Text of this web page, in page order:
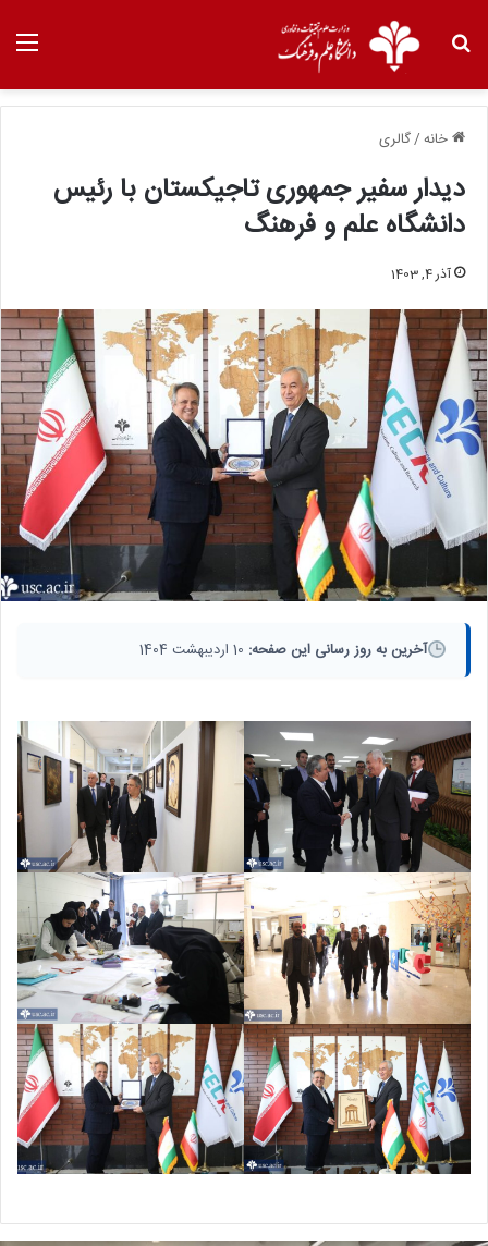
خانه/گالری
دیدار سفیر جمهوری تاجیکستان با رئیس
دانشگاه علم و فرهنگ
آذر 4, 1403
آخرین به روز رسانی این صفحه: